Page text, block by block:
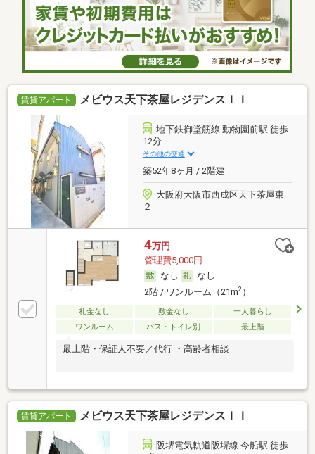
力も多い賃貸物件はいかがでしょうか。家賃10万円以
下のマンションをお探しのお客様におすすめの物件で
す。徒歩3分に駅がある物件です。クローゼット付き
の物件です。余裕のある生活は広々1Rからいかがでし
ょうか。一口コンロが付いています。
賃貸アパート メビウス天下茶屋レジデンスＩＩ
地下鉄御堂筋線 動物園前駅 徒歩
12分
その他の交通
築52年8ヶ月 / 2階建
大阪府大阪市西成区天下茶屋東
２
4万円
管理費5,000円
なし
なし
2階 / ワンルーム（21m2）
礼金なし 敷金なし
一人暮らし
ワンルーム
バス・トイレ別 最上階
最上階・保証人不要／代行 ・高齢者相談
賃貸アパート メビウス天下茶屋レジデンスＩＩ
阪堺電気軌道阪堺線 今船駅 徒歩